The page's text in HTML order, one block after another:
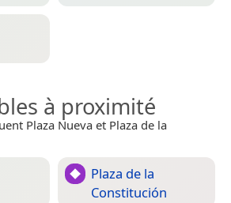
à proximité
Plaza Nueva et Plaza de la
Plaza de la
Constitución